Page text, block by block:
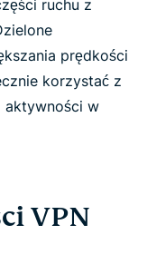
ruchu z
prędkości
korzystać z
aktywności w
VPN